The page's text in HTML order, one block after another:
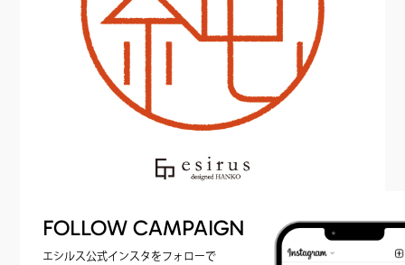
FOLLOW CAMPAIGN
エシルス公式インスタをフォローで